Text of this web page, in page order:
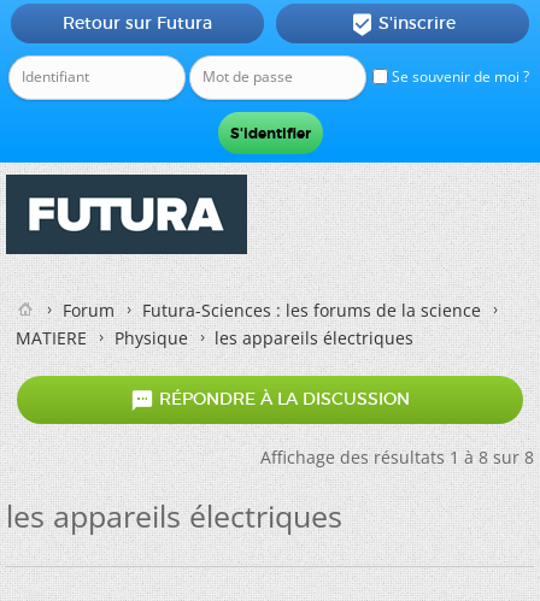
Se souvenir de moi ?
Retour sur Futura  S'inscrire
Forum
Futura-Sciences : les forums de la science
MATIERE
Physique les appareils électriques
 RÉPONDRE À LA DISCUSSION
Affichage des résultats 1 à 8 sur 8
les appareils électriques